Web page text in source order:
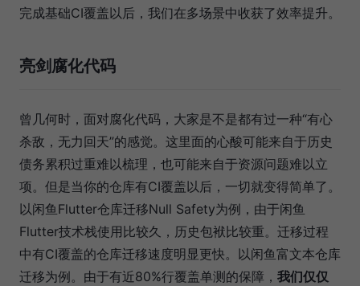
完成基础CI覆盖以后，我们在多场景中收获了效率提升。
亮剑腐化代码
曾几何时，面对腐化代码，大家是不是都有过一种“有心
杀敌，无力回天”的感觉。这里面的心酸可能来自于历史
债务累积过重难以梳理，也可能来自于资源问题难以立
项。但是当你的仓库有CI覆盖以后，一切就变得简单了。
以闲鱼Flutter仓库迁移Null Safety为例，由于闲鱼
Flutter技术栈使用比较久，历史包袱比较重。迁移过程
中有CI覆盖的仓库迁移速度明显更快。以闲鱼富文本仓库
迁移为例。由于有近80%行覆盖单测的保障， 我们仅仅